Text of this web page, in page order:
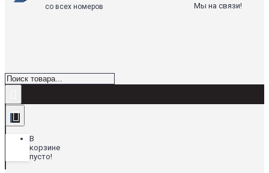
со всех номеров
Мы на связи!
В
корзине
пусто!